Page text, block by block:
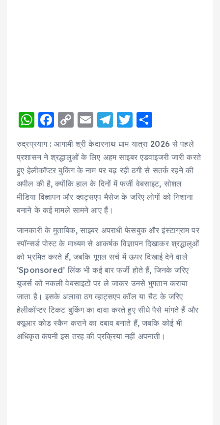
W
a
ts
A
p
p
F
c
e
b
o
o
k
C
o
p
y
Li
n
k
E
ai
l
T
e
g
r
a
T
it
te
r
h
a
re
रुद्रप्रयाग : आगामी श्री केदारनाथ धाम यात्रा 2026 से पहले
प्रशासन ने श्रद्धालुओं के लिए अहम साइबर एडवाइजरी जारी करते
हुए हेलीकॉप्टर बुकिंग के नाम पर बढ़ रही ठगी से सतर्क रहने की
अपील की है, क्योंकि हाल के दिनों में फर्जी वेबसाइट, सोशल
मीडिया विज्ञापन और व्हाट्सएप मैसेज के जरिए लोगों को निशाना
बनाने के कई मामले सामने आए हैं।
जानकारी के मुताबिक, साइबर अपराधी फेसबुक और इंस्टाग्राम पर
स्पॉन्सर्ड पोस्ट के माध्यम से आकर्षक विज्ञापन दिखाकर श्रद्धालुओं
को भ्रमित करते हैं, जबकि गूगल सर्च में ऊपर दिखाई देने वाले
‘Sponsored’ लिंक भी कई बार फर्जी होते हैं, जिनके जरिए
यूजर्स को नकली वेबसाइटों पर ले जाकर उनसे भुगतान कराया
जाता है। इसके अलावा ठग व्हाट्सएप कॉल या चैट के जरिए
हेलीकॉप्टर टिकट बुकिंग का दावा करते हुए सीधे पैसे मांगते हैं और
क्यूआर कोड स्कैन कराने का दबाव बनाते हैं, जबकि कोई भी
अधिकृत कंपनी इस तरह की प्रक्रिया नहीं अपनाती।